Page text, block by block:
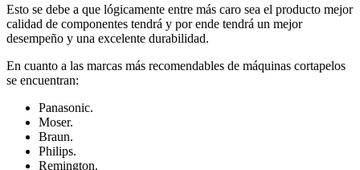
Esto se debe a que lógicamente entre más caro sea el producto mejor
calidad de componentes tendrá y por ende tendrá un mejor
desempeño y una excelente durabilidad.
En cuanto a las marcas más recomendables de máquinas cortapelos
se encuentran:
Panasonic.
Moser.
Braun.
Philips.
Remington.